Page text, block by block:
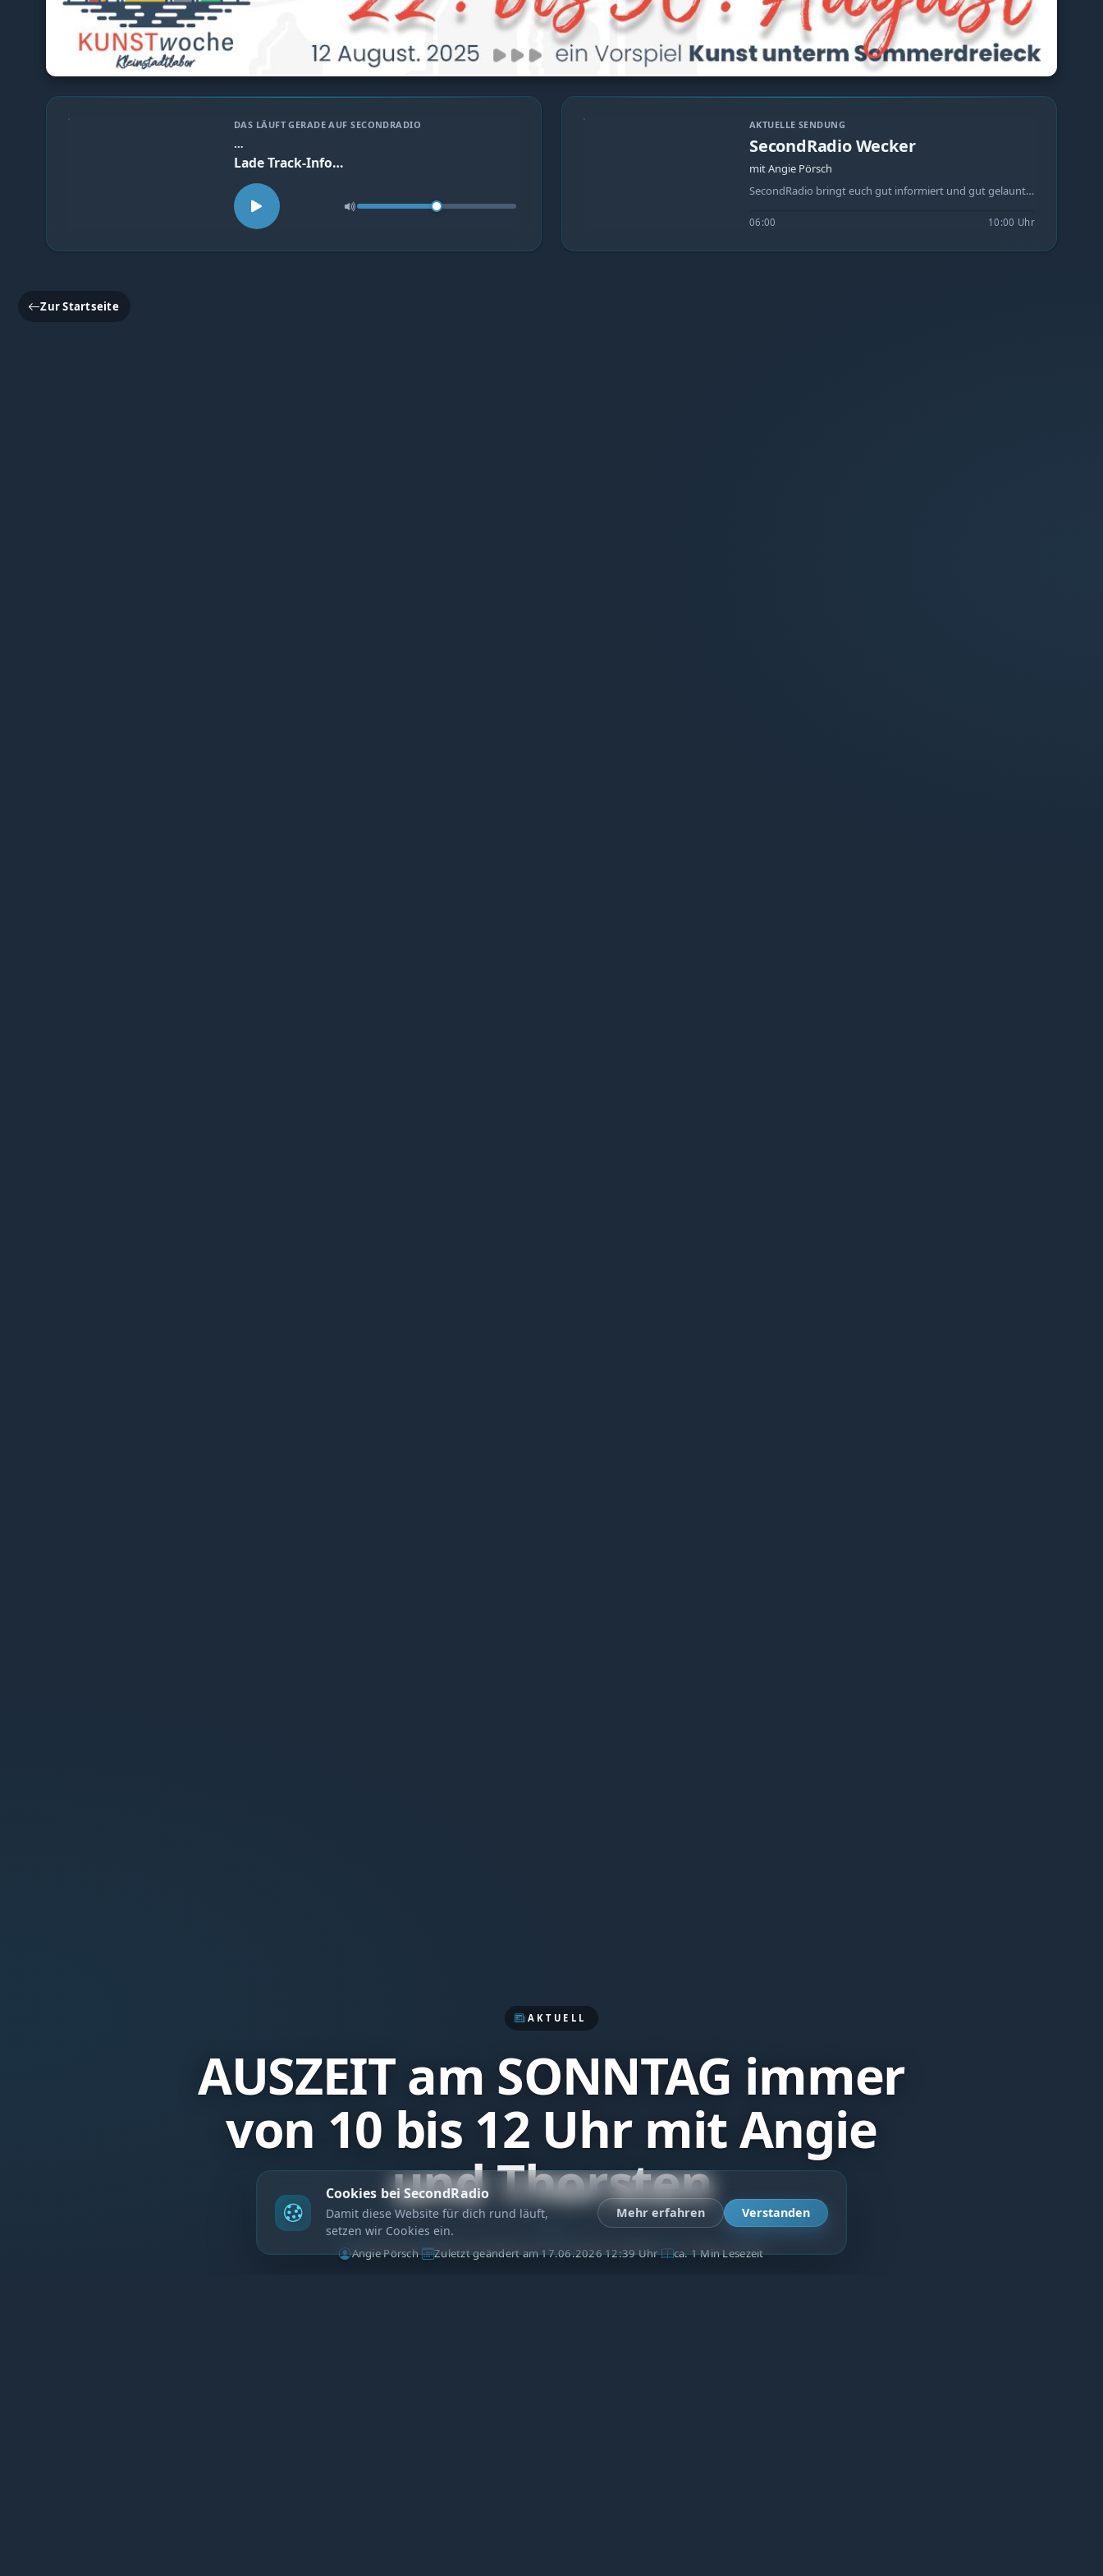
DAS LÄUFT GERADE AUF SECONDRADIO
…
Lade Track-Info…
AKTUELLE SENDUNG
SecondRadio Wecker
mit Angie Pörsch
SecondRadio bringt euch gut informiert und gut gelaunt auf Arbeit und in den Tag! Genauso vielfältig wie unser Musikprogramm, sind auch unsere Hörerinnen und Hörer. Zu empfangen ist SecondRadio im ganzen Freistaat Sachsen sowie in Teilen der Bundesländer Thüringen, Sachsen-Anhalt, Brandenburg und Bayern "Fern vom Üblichen, nah am Besonderen"! -Regionale Nachrichten für Sachsen! -die neusten Verkehrsmeldungen und Blitzer Mail : studio@secondradio.de Hotline + Whatsapp: 0341-358 83 095
06:00 10:00 Uhr
Zur Startseite
AKTUELL
AUSZEIT am SONNTAG immer
von 10 bis 12 Uhr mit Angie
und Thorsten
Angie Pörsch Zuletzt geändert am 17.06.2026 12:39 Uhr ca. 1 Min Lesezeit
Cookies bei SecondRadio
Damit diese Website für dich rund läuft,
setzen wir Cookies ein.
Mehr erfahren Verstanden